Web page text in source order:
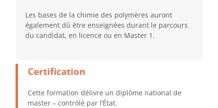
Les bases de la chimie des polymères auront
également dû être enseignées durant le parcours
du candidat, en licence ou en Master 1.
Certification
Cette formation délivre un diplôme national de
master – contrôlé par l’État.